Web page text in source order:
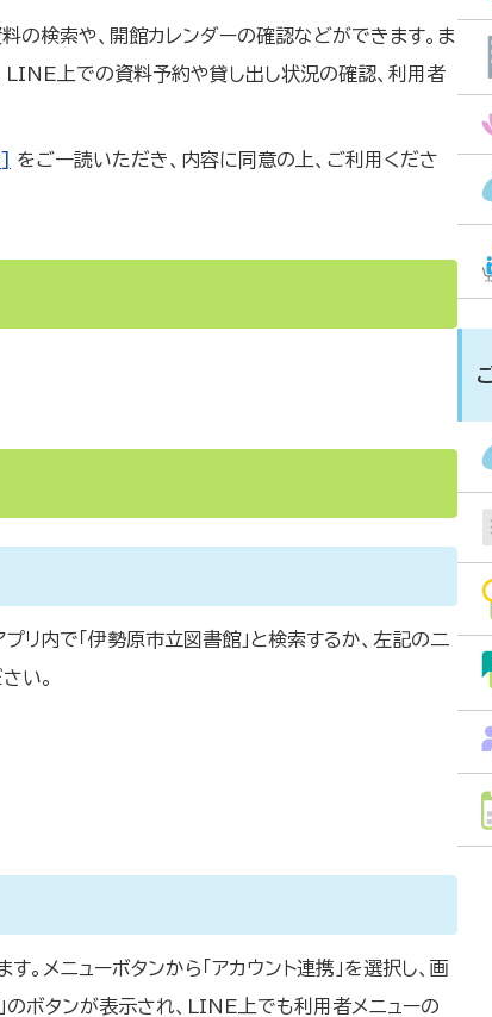
の検索や、開館カレンダーの確認などができます。ま
、LINE上での資料予約や貸し出し状況の確認、利用者
をご一読いただき、内容に同意の上、ご利用くださ
内で「伊勢原市立図書館」と検索するか、左記の二
い。
メニューボタンから「アカウント連携」を選択し、画
のボタンが表示され、LINE上でも利用者メニューの